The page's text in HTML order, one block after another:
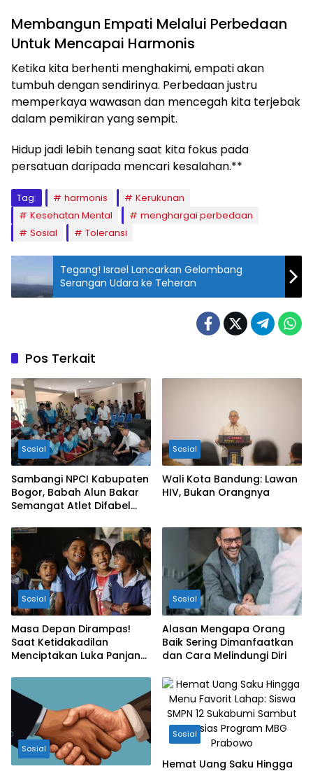
Membangun Empati Melalui Perbedaan
Untuk Mencapai Harmonis
Ketika kita berhenti menghakimi, empati akan
tumbuh dengan sendirinya. Perbedaan justru
memperkaya wawasan dan mencegah kita terjebak
dalam pemikiran yang sempit.
Hidup jadi lebih tenang saat kita fokus pada
persatuan daripada mencari kesalahan.**
Tag: harmonis
Kerukunan
Kesehatan Mental
menghargai perbedaan
Sosial
Toleransi
Tegang! Israel Lancarkan Gelombang
Serangan Udara ke Teheran
Pos Terkait
Sosial
Sambangi NPCI Kabupaten
Bogor, Babah Alun Bakar
Semangat Atlet Difabel
Sosial
Wali Kota Bandung: Lawan
HIV, Bukan Orangnya
Sosial
Masa Depan Dirampas!
Saat Ketidakadilan
Menciptakan Luka Panjang
Sosial
Alasan Mengapa Orang
Baik Sering Dimanfaatkan
dan Cara Melindungi Diri
Sosial
Sosial
Hemat Uang Saku Hingga